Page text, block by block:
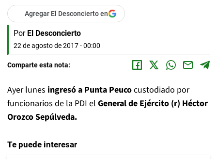
Agregar El Desconcierto en
Por El Desconcierto
22 de agosto de 2017 - 00:00
Comparte esta nota:
Ayer lunes ingresó a Punta Peucocustodiado por
funcionarios de la PDI el General de Ejército (r) Héctor
Orozco Sepúlveda.
Te puede interesar